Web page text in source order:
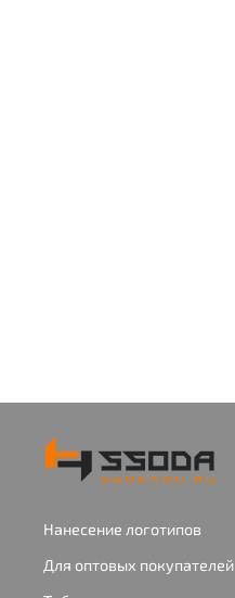
Нанесение логотипов
Для оптовых покупателей